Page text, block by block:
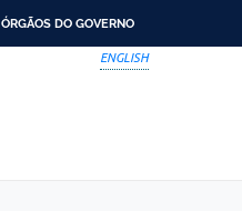
ÓRGÃOS DO GOVERNO
ENGLISH